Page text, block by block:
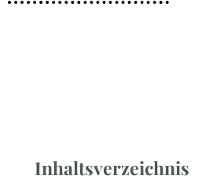
Inhaltsverzeichnis